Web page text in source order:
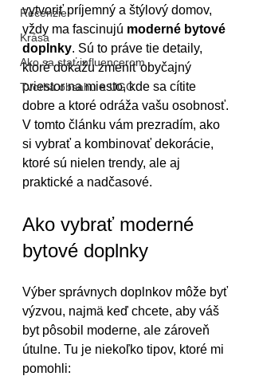
Recenzie
Krása
Ako sa stať influencerom
Tvorba obsahu a UGC
vytvoriť príjemný a štýlový domov,
vždy ma fascinujú moderné bytové
doplnky. Sú to práve tie detaily,
ktoré dokážu zmeniť obyčajný
priestor na miesto, kde sa cítite
dobre a ktoré odráža vašu osobnosť.
V tomto článku vám prezradím, ako
si vybrať a kombinovať dekorácie,
ktoré sú nielen trendy, ale aj
praktické a nadčasové.
Ako vybrať moderné
bytové doplnky
Výber správnych doplnkov môže byť
výzvou, najmä keď chcete, aby váš
byt pôsobil moderne, ale zároveň
útulne. Tu je niekoľko tipov, ktoré mi
pomohli: